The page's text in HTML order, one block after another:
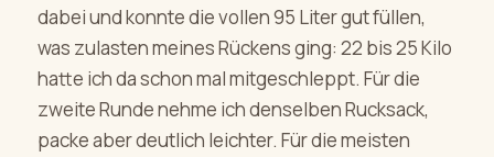
dabei und konnte die vollen 95 Liter gut füllen,
was zulasten meines Rückens ging: 22 bis 25 Kilo
hatte ich da schon mal mitgeschleppt. Für die
zweite Runde nehme ich denselben Rucksack,
packe aber deutlich leichter. Für die meisten